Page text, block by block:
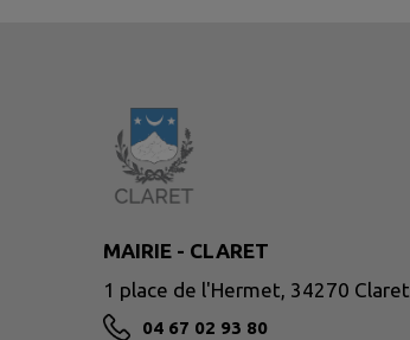
MAIRIE - CLARET
1 place de l'Hermet, 34270 Claret
04 67 02 93 80